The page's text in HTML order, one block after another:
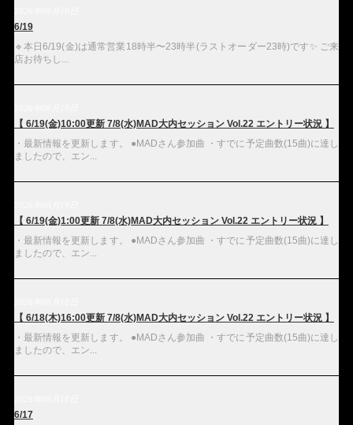
6/19
🔹本日6/19(金)は通常営業18時半〜23時半(ラストオーダー23時)です✨ ご来
店お待ちし...
【 6/19(金)10:00更新 7/8(水)MAD大内セッション Vol.22 エントリー状況 】
・最新情報を更新します。 ●MADさん参加曲 ・すでに予定曲数(15曲)に達し
ましたので、エン...
【 6/19(金)1:00更新 7/8(水)MAD大内セッション Vol.22 エントリー状況 】
・最新情報を更新します。 ●MADさん参加曲 ・すでに予定曲数(15曲)に達し
ましたので、エン...
【 6/18(木)16:00更新 7/8(水)MAD大内セッション Vol.22 エントリー状況 】
・最新情報を更新します。 ●MADさん参加曲 ・すでに予定曲数(15曲)に達し
ましたので、エン...
6/17